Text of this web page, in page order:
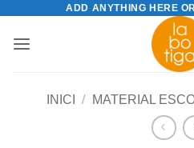
content
ADD ANYTHING HERE
INICI / MATERIAL